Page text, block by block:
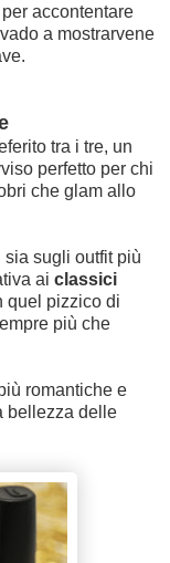
accontentare
a mostrarvene
tra i tre, un
perfetto per chi
che glam allo
sia sugli outfit più
ai classici
quel pizzico di
più che
romantiche e
bellezza delle